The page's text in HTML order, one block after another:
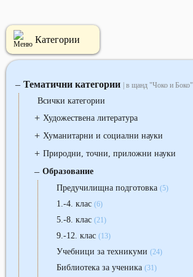
Категории
‒ Тематични категории | в щанд "Чоко и Боко"
Всички категории
+ Художествена литература
+ Хуманитарни и социални науки
+ Природни, точни, приложни науки
‒ Образование
Предучилищна подготовка (5)
1.-4. клас (6)
5.-8. клас (21)
9.-12. клас (13)
Учебници за техникуми (24)
Библиотека за ученика (31)